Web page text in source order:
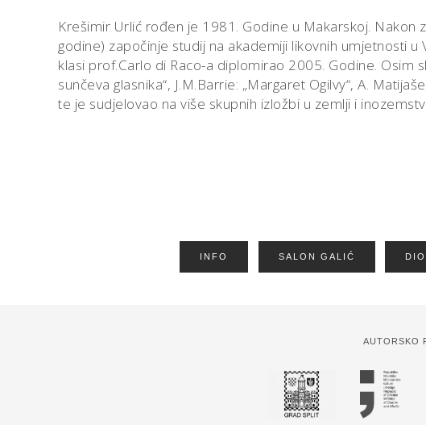
Krešimir Urlić rođen je 1981. Godine u Makarskoj.
godine) započinje studij na akademiji likovnih umjetnosti
klasi prof.Carlo di Raco-a diplomirao 2005. Godine. Osim
sunčeva glasnika“, J.M.Barrie: „Margaret Ogilvy“, A.
te je sudjelovao na više skupnih izložbi u zemlji i
INFO SALON GALIĆ
AUTORSKO